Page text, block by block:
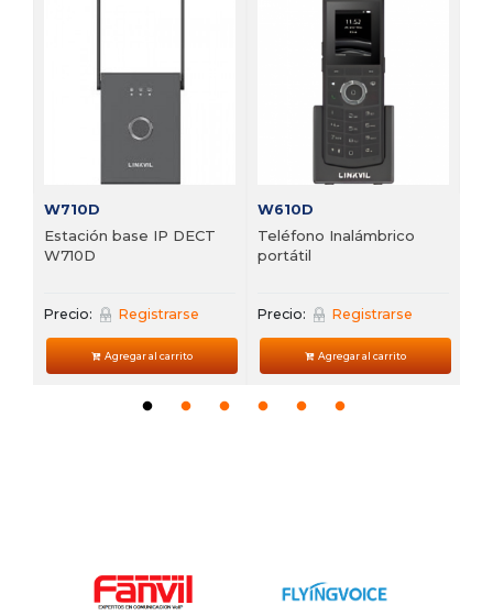
W710D
Estación base IP DECT
W710D
Precio: Registrarse
Agregar al carrito
W610D
Teléfono Inalámbrico
portátil
Precio: Registrarse
Agregar al carrito